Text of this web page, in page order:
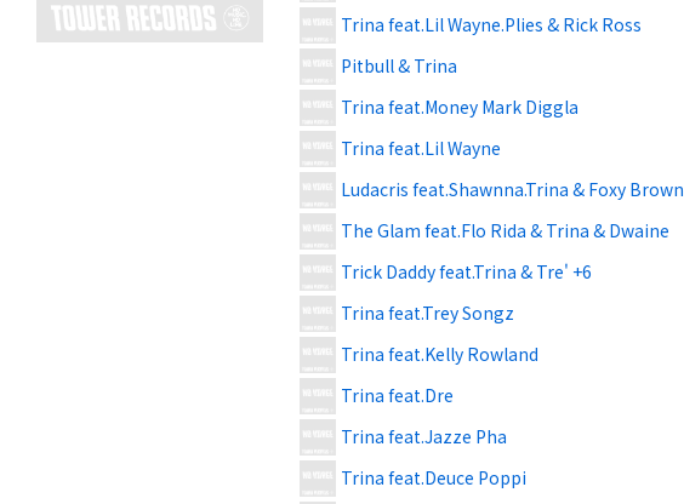
Trina feat.Lil Wayne.Plies & Rick Ross
Pitbull & Trina
Trina feat.Money Mark Diggla
Trina feat.Lil Wayne
Ludacris feat.Shawnna.Trina & Foxy Brown
The Glam feat.Flo Rida & Trina & Dwaine
Trick Daddy feat.Trina & Tre' +6
Trina feat.Trey Songz
Trina feat.Kelly Rowland
Trina feat.Dre
Trina feat.Jazze Pha
Trina feat.Deuce Poppi